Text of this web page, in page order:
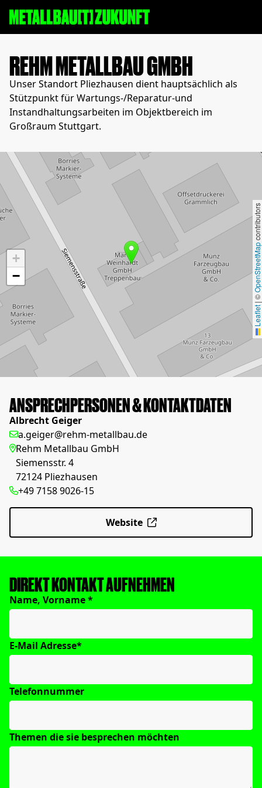
REHM METALLBAU GMBH
Unser Standort Pliezhausen dient hauptsächlich als
Stützpunkt für Wartungs-/Reparatur-und
Instandhaltungsarbeiten im Objektbereich im
Großraum Stuttgart.
+
−
Leaflet
|
©
OpenStreetMap
contributors
ANSPRECHPERSONEN & KONTAKTDATEN
Albrecht Geiger
a.geiger@rehm-metallbau.de
Rehm Metallbau GmbH
Siemensstr. 4
72124 Pliezhausen
+49 7158 9026-15
Website
DIREKT KONTAKT AUFNEHMEN
Name, Vorname *
E-Mail Adresse*
Telefonnummer
Themen die sie besprechen möchten